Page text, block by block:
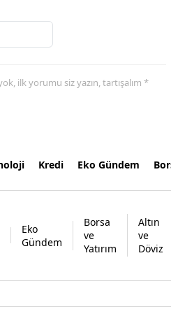
ilk yorumu siz yazın, tartışalım *
Kredi Eko Gündem
Eko
Gündem
Borsa
ve
Yatırım
Altın
ve
Döviz